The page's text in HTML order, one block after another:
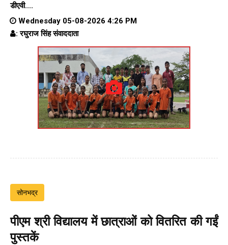
डीएवी....
Wednesday 05-08-2026 4:26 PM
: रघुराज सिंह संवाददाता
सोनभद्र
पीएम श्री विद्यालय में छात्राओं को वितरित की गईं
पुस्तकें